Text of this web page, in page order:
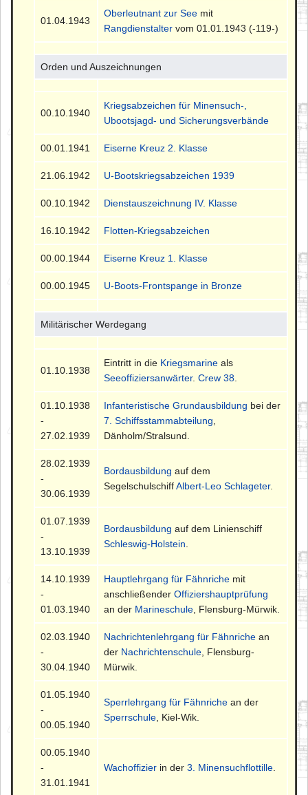
01.04.1943
Oberleutnant zur See mit
Rangdienstalter vom 01.01.1943 (-119-)
Orden und Auszeichnungen
00.10.1940
Kriegsabzeichen für Minensuch-,
Ubootsjagd- und Sicherungsverbände
00.01.1941 Eiserne Kreuz 2. Klasse
21.06.1942 U-Bootskriegsabzeichen 1939
00.10.1942 Dienstauszeichnung IV. Klasse
16.10.1942 Flotten-Kriegsabzeichen
00.00.1944 Eiserne Kreuz 1. Klasse
00.00.1945 U-Boots-Frontspange in Bronze
Militärischer Werdegang
01.10.1938
Eintritt in die Kriegsmarine als
Seeoffiziersanwärter.Crew 38
01.10.1938
-
27.02.1939
Infanteristische Grundausbildung bei der
7. Schiffsstammabteilung
Dänholm/Stralsund.
28.02.1939
-
30.06.1939
Bordausbildung auf dem
SegelschulschiffAlbert-Leo Schlageter.
01.07.1939
-
13.10.1939
Bordausbildung auf dem Linienschiff
Schleswig-Holstein
14.10.1939
-
01.03.1940
Hauptlehrgang für Fähnriche mit
anschließenderOffiziershauptprüfung
an der Marineschule , Flensburg-Mürwik.
02.03.1940
-
30.04.1940
Nachrichtenlehrgang für Fähnriche an
der Nachrichtenschule , Flensburg-
Mürwik.
01.05.1940
-
00.05.1940
Sperrlehrgang für Fähnriche an der
Sperrschule , Kiel-Wik.
00.05.1940
-
31.01.1941
Wachoffizier in der3. Minensuchflottille